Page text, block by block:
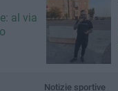
al via
Notizie sportive